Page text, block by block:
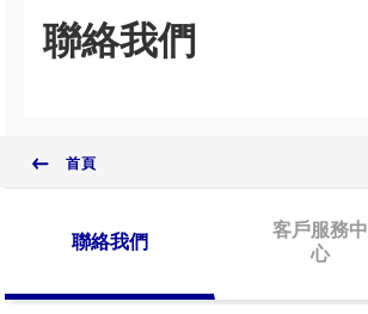
聯絡我們
首頁
聯絡我們
客戶服務中
心